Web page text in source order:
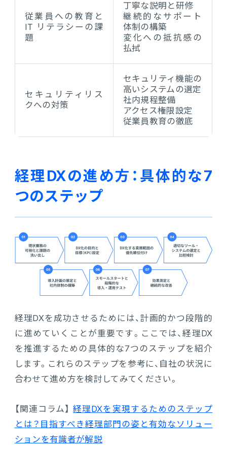
従業員への教育と
IT リテラシーの課
題
丁寧な説明と研修
継続的なサポート
体制の構築
変化への抵抗感の
払拭
セキュリティリス
クへの対策
セキュリティ機能の
高いシステムの選定
社内規程整備
アクセス権限設定
従業員教育の徹底
経理DXの進め方：具体的な7
つのステップ
経理DXを成功させるためには、計画的かつ段階的
に進めていくことが重要です。ここでは、経理DX
を推進するための具体的な7つのステップを紹介
します。これらのステップを参考に、自社の状況に
合わせて進め方を検討してみてください。
【関連コラム】経理DXを実現するためのステップ
とは？目指すべき経理部門の姿と有効なソリュー
ションを有識者が解説